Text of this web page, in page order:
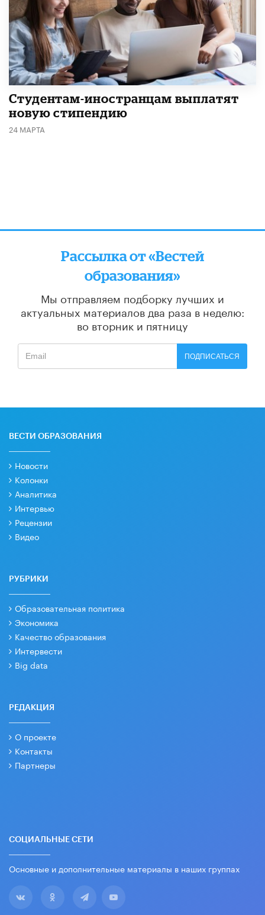
Студентам-иностранцам выплатят
новую стипендию
24 МАРТА
Рассылка от «Вестей
образования»
Мы отправляем подборку лучших и
актуальных материалов два раза в неделю:
во вторник и пятницу
ПОДПИСАТЬСЯ
ВЕСТИ ОБРАЗОВАНИЯ
Новости
Колонки
Аналитика
Интервью
Рецензии
Видео
РУБРИКИ
Образовательная политика
Экономика
Качество образования
Интервести
Big data
РЕДАКЦИЯ
О проекте
Контакты
Партнеры
СОЦИАЛЬНЫЕ СЕТИ
Основные и дополнительные материалы в наших группах